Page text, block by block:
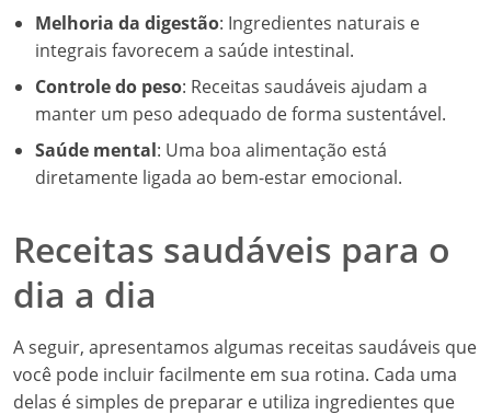
Melhoria da digestão: Ingredientes naturais e
integrais favorecem a saúde intestinal.
Controle do peso: Receitas saudáveis ajudam a
manter um peso adequado de forma sustentável.
Saúde mental: Uma boa alimentação está
diretamente ligada ao bem-estar emocional.
Receitas saudáveis para o
dia a dia
A seguir, apresentamos algumas receitas saudáveis que
você pode incluir facilmente em sua rotina. Cada uma
delas é simples de preparar e utiliza ingredientes que